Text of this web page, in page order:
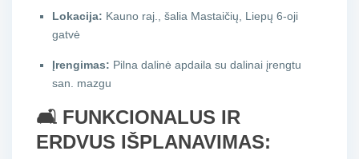
Lokacija: Kauno raj., šalia Mastaičių, Liepų 6-oji
gatvė
Įrengimas: Pilna dalinė apdaila su dalinai įrengtu
san. mazgu
🛋️ FUNKCIONALUS IR
ERDVUS IŠPLANAVIMAS: